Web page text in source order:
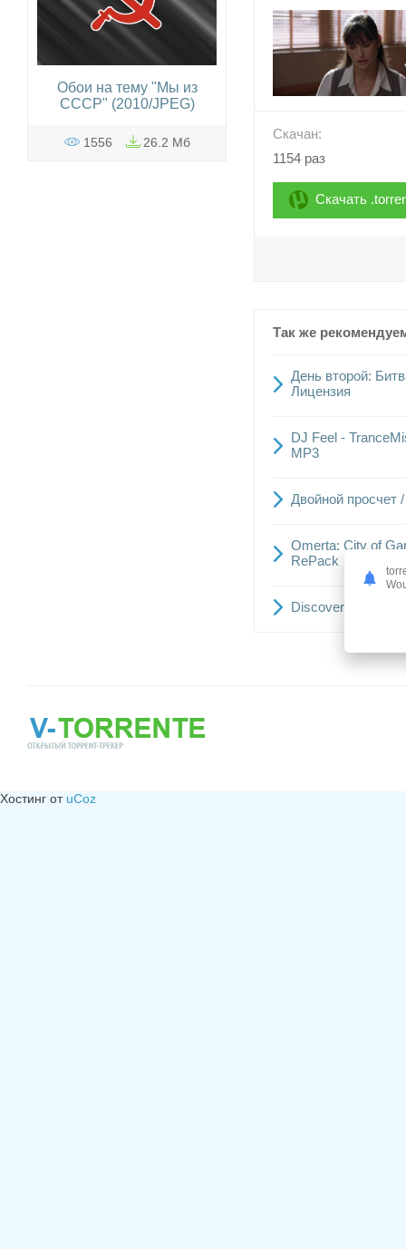
Скачан:
1154 раз
Скачать
Так же
День второй:
Лицензия
DJ Feel -
MP3
Двойной просчет
Omerta: City of
ReРack
Discovery: Наука
Обои на тему "Мы из
СССР" (2010/JPEG)
1556 26.2 Мб
Хостинг от uCoz